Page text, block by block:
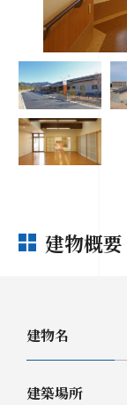
建物概要
建物名
建築場所